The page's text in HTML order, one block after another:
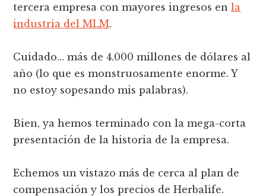
tercera empresa con mayores ingresos enla
industria del MLM.
Cuidado… más de 4.000 millones de dólares al
año (lo que es monstruosamente enorme. Y
no estoy sopesando mis palabras).
Bien, ya hemos terminado con la mega-corta
presentación de la historia de la empresa.
Echemos un vistazo más de cerca al plan de
compensación y los precios de Herbalife.